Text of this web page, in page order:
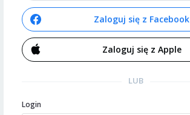
Zaloguj się z Facebook
Zaloguj się z Apple
LUB
Login